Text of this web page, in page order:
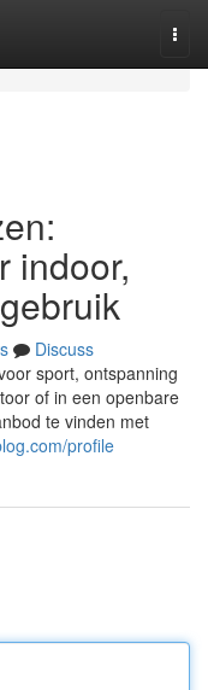
indoor,
Discuss
sport, ontspanning
of in een openbare
te vinden met
profile